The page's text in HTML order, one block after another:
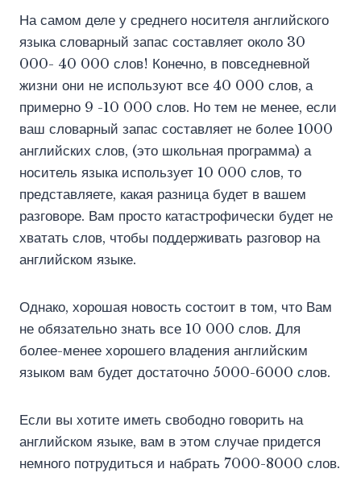
На самом деле у среднего носителя английского
языка словарный запас составляет около 30
000- 40 000 слов! Конечно, в повседневной
жизни они не используют все 40 000 слов, а
примерно 9 -10 000 слов. Но тем не менее, если
ваш словарный запас составляет не более 1000
английских слов, (это школьная программа) а
носитель языка использует 10 000 слов, то
представляете, какая разница будет в вашем
разговоре. Вам просто катастрофически будет не
хватать слов, чтобы поддерживать разговор на
английском языке.
Однако, хорошая новость состоит в том, что Вам
не обязательно знать все 10 000 слов. Для
более-менее хорошего владения английским
языком вам будет достаточно 5000-6000 слов.
Если вы хотите иметь свободно говорить на
английском языке, вам в этом случае придется
немного потрудиться и набрать 7000-8000 слов.